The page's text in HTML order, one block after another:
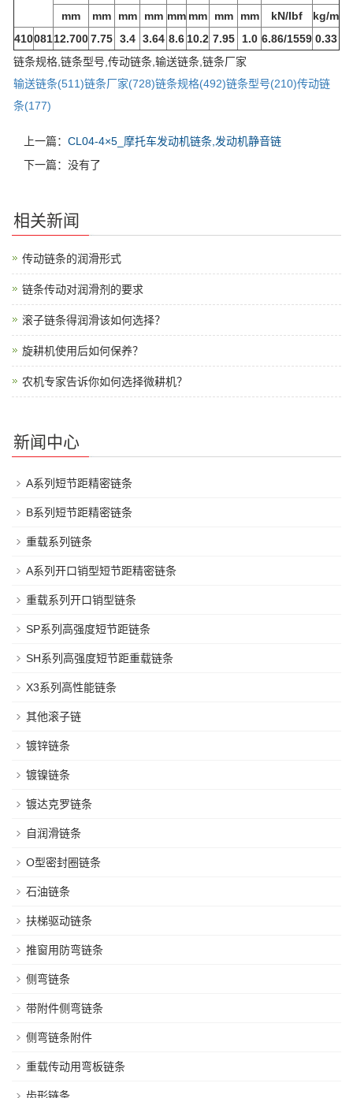
mm
mm mm mm mm mm mm mm kN/Ibf
kg/m
41008112.7007.75 3.4 3.64 8.6 10.2 7.95 1.0 6.86/1559 0.33
链条规格,链条型号,传动链条,输送链条,链条厂家
输送链条(511)链条厂家(728)链条规格(492)链条型号(210)传动链
条(177)
上一篇： CL04-4×5_摩托车发动机链条,发动机静音链
下一篇：没有了
相关新闻
传动链条的润滑形式
链条传动对润滑剂的要求
滚子链条得润滑该如何选择？
旋耕机使用后如何保养？
农机专家告诉你如何选择微耕机？
新闻中心
A系列短节距精密链条
B系列短节距精密链条
重载系列链条
A系列开口销型短节距精密链条
重载系列开口销型链条
SP系列高强度短节距链条
SH系列高强度短节距重载链条
X3系列高性能链条
其他滚子链
镀锌链条
镀镍链条
镀达克罗链条
自润滑链条
O型密封圈链条
石油链条
扶梯驱动链条
推窗用防弯链条
侧弯链条
带附件侧弯链条
侧弯链条附件
重载传动用弯板链条